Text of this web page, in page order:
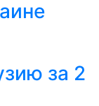
за 2